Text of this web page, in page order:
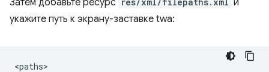
Затем добавьте ресурс
и
укажите путь к экрану-заставке twa: